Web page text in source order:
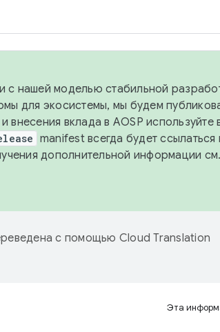
с нашей моделью стабильной
для экосистемы, мы будем
вклада в AOSP используйте
manifest всегда будет
дополнительной информации см.
с помощью Cloud Translation
Эта